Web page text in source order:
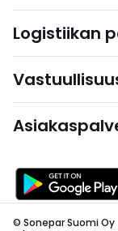
Logistiikan
© Sonepar Suomi Oy |